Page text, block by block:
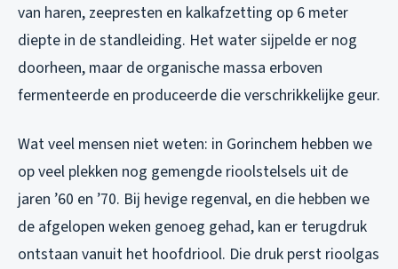
van haren, zeepresten en kalkafzetting op 6 meter
diepte in de standleiding. Het water sijpelde er nog
doorheen, maar de organische massa erboven
fermenteerde en produceerde die verschrikkelijke geur.
Wat veel mensen niet weten: in Gorinchem hebben we
op veel plekken nog gemengde rioolstelsels uit de
jaren ’60 en ’70. Bij hevige regenval, en die hebben we
de afgelopen weken genoeg gehad, kan er terugdruk
ontstaan vanuit het hoofdriool. Die druk perst rioolgas